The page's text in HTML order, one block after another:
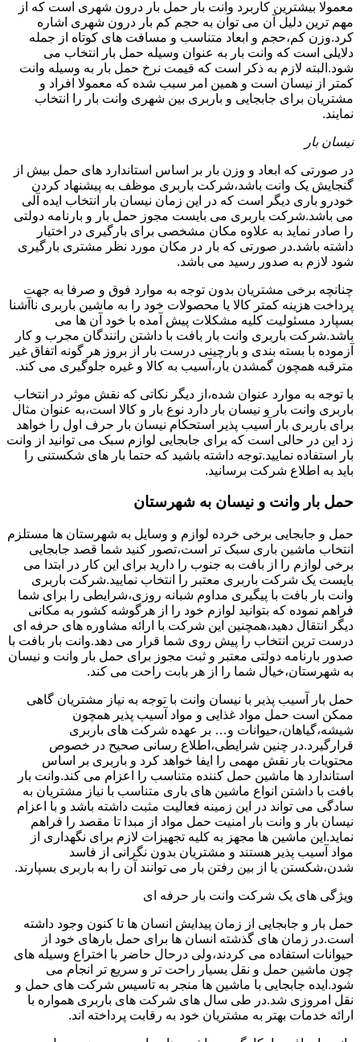
معمولا بیشترین کاربرد وانت بار حمل بار درون شهری است که از
مهم ترین دلیل آن می توان به حجم کم بار درون شهری اشاره
کرد.وزن کم،حجم و ابعاد متناسب و مسافت های کوتاه از جمله
دلایلی است که وانت بار به عنوان وسیله حمل بار انتخاب می
شود.البته لازم به ذکر است که قیمت نرخ حمل بار به وسیله وانت
کمتر از نیسان است و همین امر سبب شده که معمولا افراد و
مشتریان برای جابجایی و باربری بین شهری وانت بار را انتخاب
نمایند.
نیسان بار
در صورتی که ابعاد و وزن بار بر اساس استاندارد های حمل بیش از
گنجایش یک وانت باشد،شرکت باربری موظف به پیشنهاد کردن
خودرو باری دیگر است که در این زمان نیسان بار انتخاب ایده آلی
می باشد.شرکت باربری می بایست مجوز حمل بار و بارنامه دولتی
را صادر نماید به علاوه مکان مشخصی برای بارگیری در اختیار
داشته باشد.در صورتی که بار در مکان مورد نظر مشتری بارگیری
شود لازم به صدور رسید می باشد.
چنانچه برخی مشتریان بدون توجه به موارد فوق و صرفا به جهت
پرداخت هزینه کمتر کالا یا محصولات خود را به ماشین باربری ناآشنا
بسپارد مسئولیت کلیه مشکلات پیش آمده با خود آن ها می
باشد.شرکت باربری وانت بار بافت با داشتن رانندگان مجرب و کار
آزموده با بسته بندی و بارچینی درست بار از بروز هر گونه اتفاق غیر
مترقبه همچون گمشدن بار،آسیب به کالا و غیره جلوگیری می کند.
با توجه به موارد عنوان شده،از دیگر نکاتی که نقش موثر در انتخاب
باربری وانت بار و نیسان بار دارد نوع بار و کالا است،به عنوان مثال
برای باربری بار آسیب پذیر استحکام نیسان بار حرف اول را خواهد
زد این در حالی است که برای جابجایی لوازم سبک می توانید از وانت
بار استفاده نمایید.توجه داشته باشید که حتما بار های شکستنی را
باید به اطلاع شرکت برسانید.
حمل بار وانت و نیسان به شهرستان
حمل و جابجایی برخی خرده لوازم و وسایل به شهرستان ها مستلزم
انتخاب ماشین باری سبک تر است،تصور کنید شما قصد جابجایی
برخی لوازم را از بافت به جنوب را دارید برای این کار در ابتدا می
بایست یک شرکت باربری معتبر را انتخاب نمایید.شرکت باربری
وانت بار بافت با پیگیری مداوم شبانه روزی،شرایطی را برای شما
فراهم نموده که بتوانید لوازم خود را از هرگوشه کشور به مکانی
دیگر انتقال دهید،همچنین این شرکت با ارائه مشاوره های حرفه ای
درست ترین انتخاب را پیش روی شما قرار می دهد.وانت بار بافت با
صدور بارنامه دولتی معتبر و ثبت مجوز برای حمل بار وانت و نیسان
به شهرستان،خیال شما را از هر بابت راحت می کند.
حمل بار آسیب پذیر با نیسان وانت با توجه به نیاز مشتریان گاهی
ممکن است حمل مواد غذایی و مواد آسیب پذیر همچون
شیشه،گیاهان،حیوانات و… بر عهده شرکت های باربری
قرارگیرد.در چنین شرایطی،اطلاع رسانی صحیح در خصوص
محتویات بار نقش مهمی را ایفا خواهد کرد و باربری بر اساس
استاندارد ها ماشین حمل کننده متناسب را اعزام می کند.وانت بار
بافت با داشتن انواع ماشین های باری متناسب با نیاز مشتریان به
سادگی می تواند در این زمینه فعالیت مثبت داشته باشد و با اعزام
نیسان بار و وانت بار امنیت حمل مواد از مبدا تا مقصد را فراهم
نماید.این ماشین ها مجهز به کلیه تجهیزات لازم برای نگهداری از
مواد آسیب پذیر هستند و مشتریان بدون نگرانی از فاسد
شدن،شکستن یا از بین رفتن بار می توانند آن را به باربری بسپارند.
ویژگی های یک شرکت وانت بار حرفه ای
حمل بار و جابجایی از زمان پیدایش انسان ها تا کنون وجود داشته
است.در زمان های گذشته انسان ها برای حمل بارهای خود از
حیوانات استفاده می کردند،ولی درحال حاضر با اختراع وسیله های
چون ماشین حمل و نقل بسیار راحت تر و سریع تر انجام می
شود.ایده جابجایی با ماشین ها منجر به تاسیس شرکت های حمل و
نقل امروزی شد.در طی سال های شرکت های باربری همواره با
ارائه خدمات بهتر به مشتریان خود به رقابت پرداخته اند.